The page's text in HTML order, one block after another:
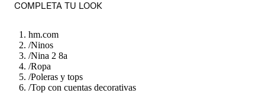
COMPLETA TU LOOK
hm.com
/Ninos
/Nina 2 8a
/Ropa
/Poleras y tops
/Top con cuentas decorativas